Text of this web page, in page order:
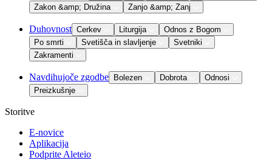
Zakon &amp; Družina
Zanjo &amp; Zanj
Duhovnost Cerkev Liturgija
Odnos z Bogom
Po smrti
Svetišča in slavljenje
Svetniki
Zakramenti
Navdihujoče zgodbe Bolezen Dobrota
Odnosi
Preizkušnje
Storitve
E-novice
Aplikacija
Podprite Aleteio